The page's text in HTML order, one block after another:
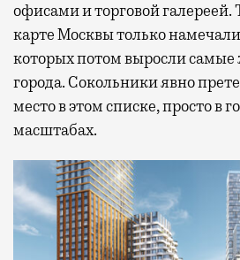
офисами и торговой галереей.
карте Москвы только
которых потом выросли
города. Сокольники явно
место в этом списке, просто в
масштабах.